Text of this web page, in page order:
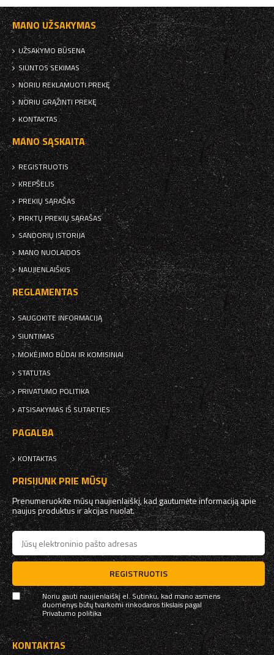
MANO UŽSAKYMAS
UŽSAKYMO BŪSENA
SIUNTOS SEKIMAS
NORIU REKLAMUOTI PREKĘ
NORIU GRĄŽINTI PREKĘ
KONTAKTAS
MANO SĄSKAITA
REGISTRUOTIS
KREPŠELIS
PREKIŲ SĄRAŠAS
PIRKTŲ PREKIŲ SĄRAŠAS
SANDORIŲ ISTORIJA
MANO NUOLAIDOS
NAUJIENLAIŠKIS
REGLAMENTAS
SAUGOKITE INFORMACIJĄ
SIUNTIMAS
MOKĖJIMO BŪDAI IR KOMISINIAI
STATUTAS
PRIVATUMO POLITIKA
ATSISAKYMAS IŠ SUTARTIES
PAGALBA
KONTAKTAS
PRISIJUNK PRIE MŪSŲ
Prenumeruokite mūsų naujienlaiškį, kad gautumėte informaciją apie
naujus produktus ir akcijas nuolat.
REGISTRUOTIS
Noriu gauti naujienlaiškį el. Sutinku, kad mano asmens
duomenys būtų tvarkomi rinkodaros tikslais pagal
Privatumo politika
KONTAKTAS